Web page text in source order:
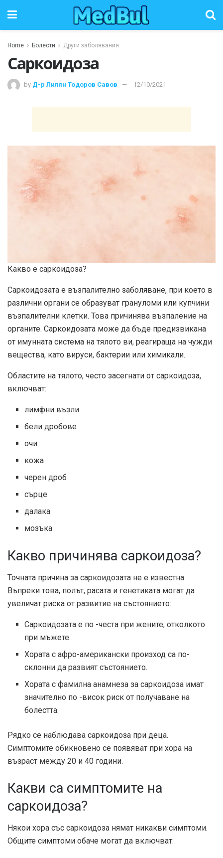
Home Болести Други заболявания
Саркоидоза
by Д-р Лилян Тодоров Савов 12/10/2021
Какво е саркоидоза?
Саркоидозата е възпалително заболяване, при което в
различни органи се образуват грануломи или купчини
възпалителни клетки. Това причинява възпаление на
органите. Саркоидозата може да бъде предизвикана
от имунната система на тялото ви, реагираща на чужди
вещества, като вируси, бактерии или химикали.
Областите на тялото, често засегнати от саркоидоза,
включват:
лимфни възли
бели дробове
очи
кожа
черен дроб
сърце
далака
мозъка
Какво причинява саркоидоза?
Точната причина за саркоидозата не е известна.
Въпреки това, полът, расата и генетиката могат да
увеличат риска от развитие на състоянието:
Саркоидозата е по -честа при жените, отколкото
при мъжете.
Хората с афро-американски произход са по-
склонни да развият състоянието.
Хората с фамилна анамнеза за саркоидоза имат
значително по -висок риск от получаване на
болестта.
Рядко се наблюдава саркоидоза при деца.
Симптомите обикновено се появяват при хора на
възраст между 20 и 40 години.
Какви са симптомите на
саркоидоза?
Някои хора със саркоидоза нямат никакви симптоми.
Общите симптоми обаче могат да включват: